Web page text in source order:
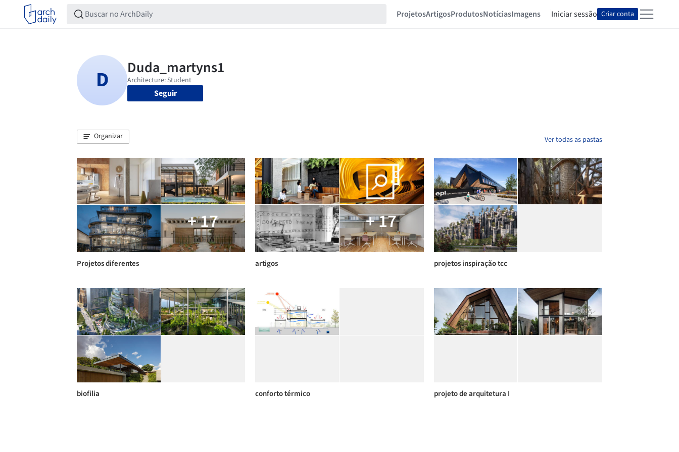
ProjetosArtigosProdutosNotíciasImagens Iniciar sessão Criar conta
Seguir
Organizar Ver todas as pastas
+ 17
Projetos diferentes
+ 17
artigos projetos inspiração tcc
biofilia conforto térmico projeto de arquitetura I